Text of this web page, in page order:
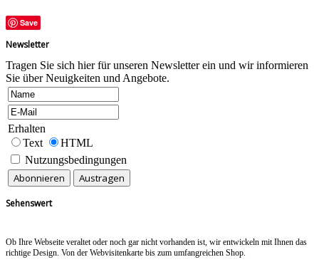
Save
Newsletter
Tragen Sie sich hier für unseren Newsletter ein und wir informieren
Sie über Neuigkeiten und Angebote.
Erhalten
Text
HTML
Nutzungsbedingungen
Sehenswert
Ob Ihre Webseite veraltet oder noch gar nicht vorhanden ist, wir entwickeln mit Ihnen das
richtige Design. Von der Webvisitenkarte bis zum umfangreichen Shop.